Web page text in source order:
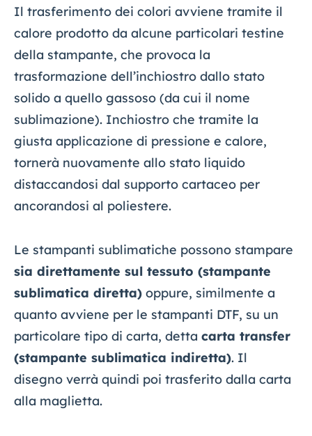
Il trasferimento dei colori avviene tramite il
calore prodotto da alcune particolari testine
della stampante, che provoca la
trasformazione dell’inchiostro dallo stato
solido a quello gassoso (da cui il nome
sublimazione). Inchiostro che tramite la
giusta applicazione di pressione e calore,
tornerà nuovamente allo stato liquido
distaccandosi dal supporto cartaceo per
ancorandosi al poliestere.
Le stampanti sublimatiche possono stampare
sia direttamente sul tessuto (stampante
sublimatica diretta) oppure, similmente a
quanto avviene per le stampanti DTF, su un
particolare tipo di carta, detta carta transfer
(stampante sublimatica indiretta). Il
disegno verrà quindi poi trasferito dalla carta
alla maglietta.